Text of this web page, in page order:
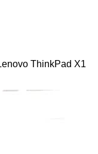
ThinkPad X1